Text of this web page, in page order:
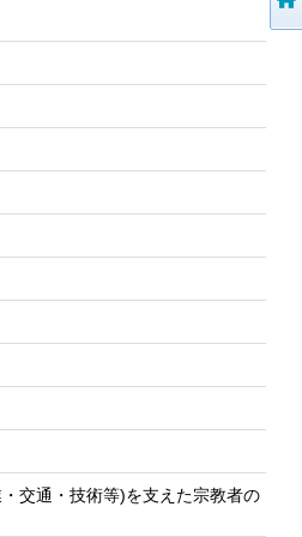
交通・技術等)を支えた宗教者の